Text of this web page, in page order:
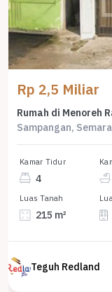
Rp 2,5 Miliar
Rumah di Menoreh
Sampangan,
Kamar Tidur
4
Luas Tanah
215 m²
Teguh Redland